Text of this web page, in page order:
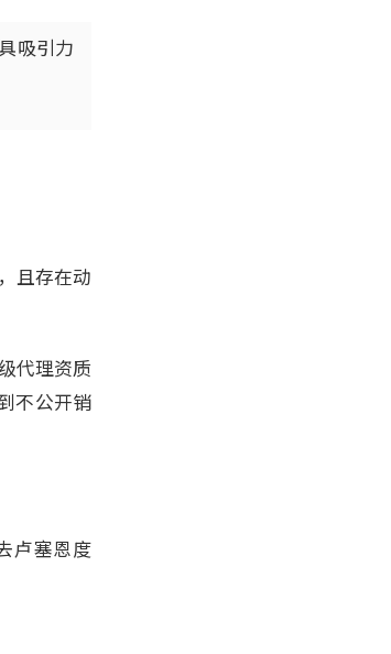
吸引力
且存在动
代理资质
不公开销
卢塞恩度